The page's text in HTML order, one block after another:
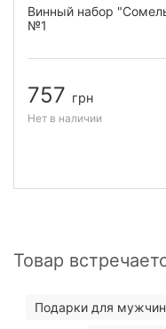
Винный набор
№1
757 грн
Нет в наличии
Товар
Подарки для мужчин